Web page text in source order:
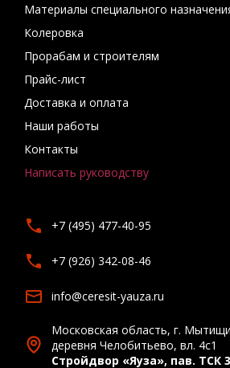
Материалы специального
Колеровка
Прорабам и строителям
Прайс-лист
Доставка и оплата
Наши работы
Контакты
Написать руководству
+7 (495) 477-40-95
+7 (926) 342-08-46
info@ceresit-yauza.ru
Московская область, г.
деревня Челобитьево, вл. 4с1
Стройдвор «Яуза», пав. ТСК